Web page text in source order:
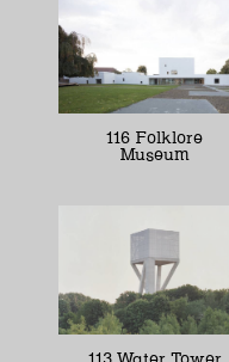
116 Folklore
Museum